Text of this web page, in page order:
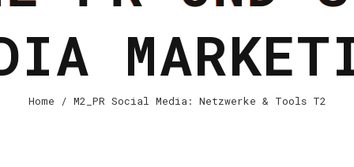
Home / M2_PR Social Media: Netzwerke & Tools T2